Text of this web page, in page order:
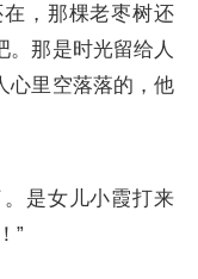
，那棵老枣树还
。那是时光留给人
心里空落落的，他
是女儿小霞打来
”